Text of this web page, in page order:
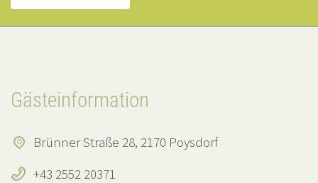
Gästeinformation
Brünner Straße 28, 2170 Poysdorf
+43 2552 20371